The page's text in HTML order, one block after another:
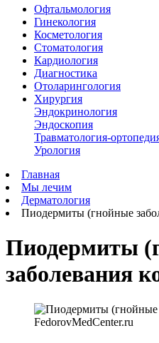
Офтальмология
Гинекология
Косметология
Стоматология
Кардиология
Диагностика
Отоларингология
Хирургия
Эндокринология
Эндоскопия
Травматология-
Урология
Главная
Мы лечим
Дерматология
Пиодермиты (гнойные
Пиодермиты
заболевания